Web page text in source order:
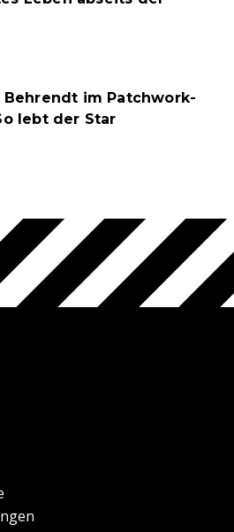
Behrendt im Patchwork-
lebt der Star